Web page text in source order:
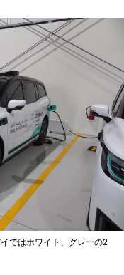
ではホワイト、グレーの2